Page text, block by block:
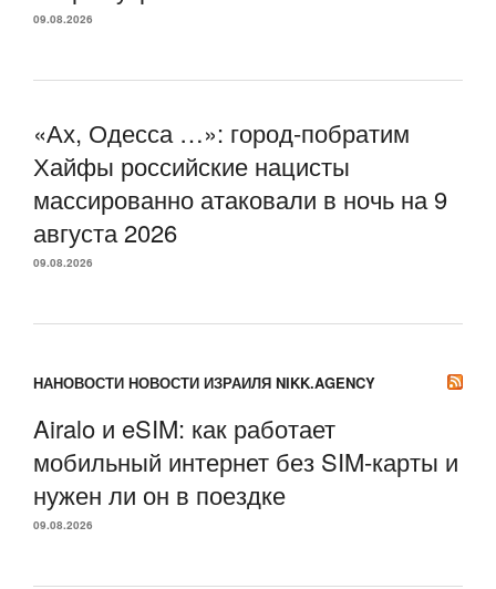
09.08.2026
«Ах, Одесса …»: город-побратим
Хайфы российские нацисты
массированно атаковали в ночь на 9
августа 2026
09.08.2026
НАНОВОСТИ НОВОСТИ ИЗРАИЛЯ NIKK.AGENCY
Airalo и eSIM: как работает
мобильный интернет без SIM-карты и
нужен ли он в поездке
09.08.2026